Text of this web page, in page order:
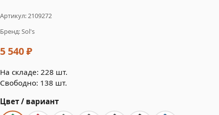
Артикул: 2109272
Бренд: Sol's
5 540 ₽
На складе: 228 шт.
Свободно: 138 шт.
Цвет / вариант